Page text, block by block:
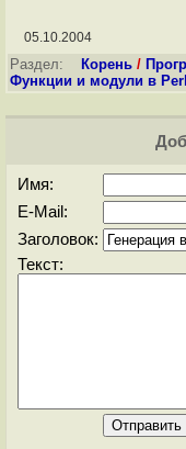
05.10.2004
Раздел: Корень /
Функции и модули в Perl
Имя:
E-Mail:
Заголовок:
Текст: